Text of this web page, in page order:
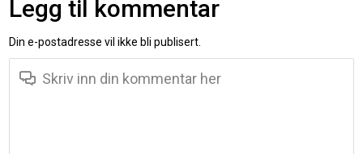
Legg til kommentar
Din e-postadresse vil ikke bli publisert.